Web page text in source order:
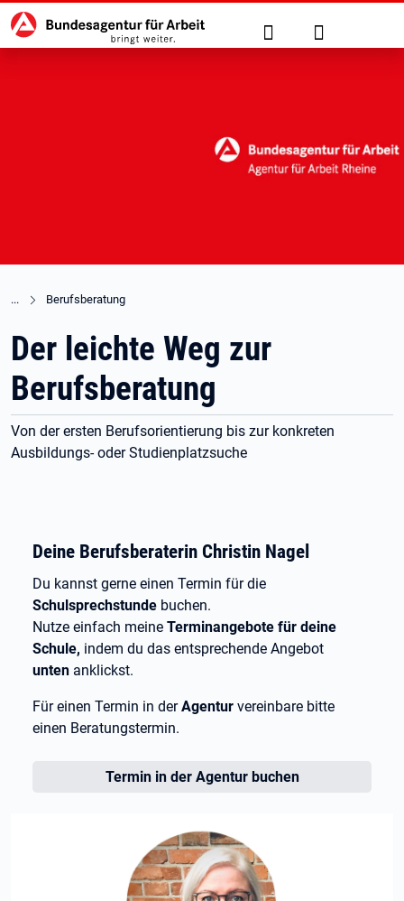
zu den Hauptinhalten springen
Hauptnavigation Suche Anmelden
Berufsberatung
Der leichte Weg zur
Berufsberatung
Von der ersten Berufsorientierung bis zur konkreten
Ausbildungs- oder Studienplatzsuche
Deine Berufsberaterin Christin Nagel
Du kannst gerne einen Termin für die
Schulsprechstunde buchen.
Nutze einfach meine Terminangebote für deine
Schule, indem du das entsprechende Angebot
unten anklickst.
Für einen Termin in derAgentur vereinbare bitte
einen Beratungstermin.
Termin in der Agentur buchen